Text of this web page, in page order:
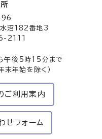
沼182番地3
2111
午後5時15分まで
末年始を除く）
ご利用案内
せフォーム